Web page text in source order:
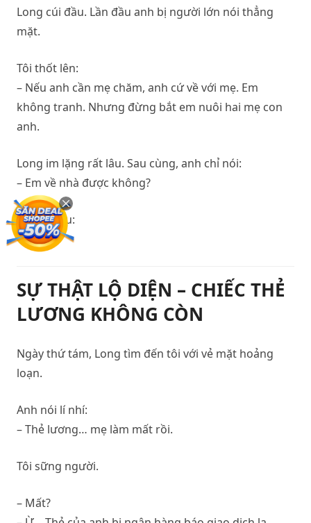
Long cúi đầu. Lần đầu anh bị người lớn nói thẳng
mặt.
Tôi thốt lên:
– Nếu anh cần mẹ chăm, anh cứ về với mẹ. Em
không tranh. Nhưng đừng bắt em nuôi hai mẹ con
anh.
Long im lặng rất lâu. Sau cùng, anh chỉ nói:
– Em về nhà được không?
Tôi lắc đầu:
– Chưa.
SỰ THẬT LỘ DIỆN – CHIẾC THẺ
LƯƠNG KHÔNG CÒN
Ngày thứ tám, Long tìm đến tôi với vẻ mặt hoảng
loạn.
Anh nói lí nhí:
– Thẻ lương… mẹ làm mất rồi.
Tôi sững người.
– Mất?